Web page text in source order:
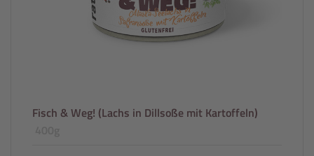
Fisch & Weg! (Lachs in Dillsoße mit Kartoffeln)